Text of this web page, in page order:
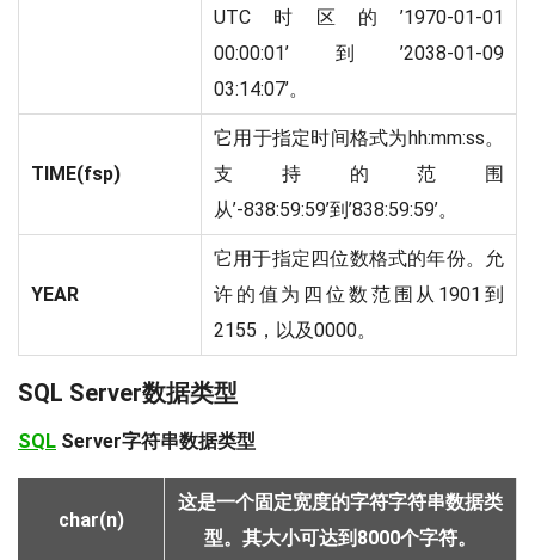
UTC时区的’1970-01-01
00:00:01’到’2038-01-09
03:14:07’。
TIME(fsp)
它用于指定时间格式为hh:mm:ss。
支持的范围
从’-838:59:59’到’838:59:59’。
YEAR
它用于指定四位数格式的年份。允
许的值为四位数范围从1901到
2155，以及0000。
SQL Server数据类型
SQL Server字符串数据类型
char(n)
这是一个固定宽度的字符字符串数据类
型。其大小可达到8000个字符。